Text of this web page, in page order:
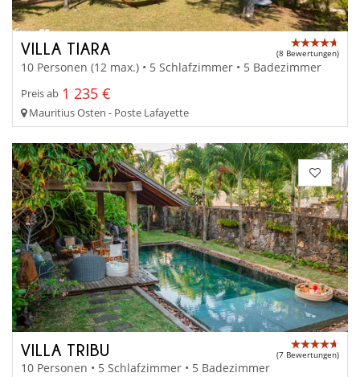
VILLA TIARA (8 Bewertungen)
10 Personen (12 max.) • 5 Schlafzimmer • 5 Badezimmer
Preis ab 1 235 €
Mauritius Osten - Poste Lafayette
VILLA TRIBU (7 Bewertungen)
10 Personen • 5 Schlafzimmer • 5 Badezimmer